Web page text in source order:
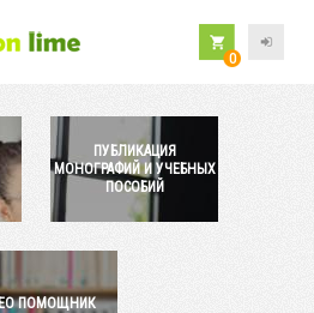
0
ПУБЛИКАЦИЯ
МОНОГРАФИЙ И УЧЕБНЫХ
ПОСОБИЙ
ПОМОЩНИК